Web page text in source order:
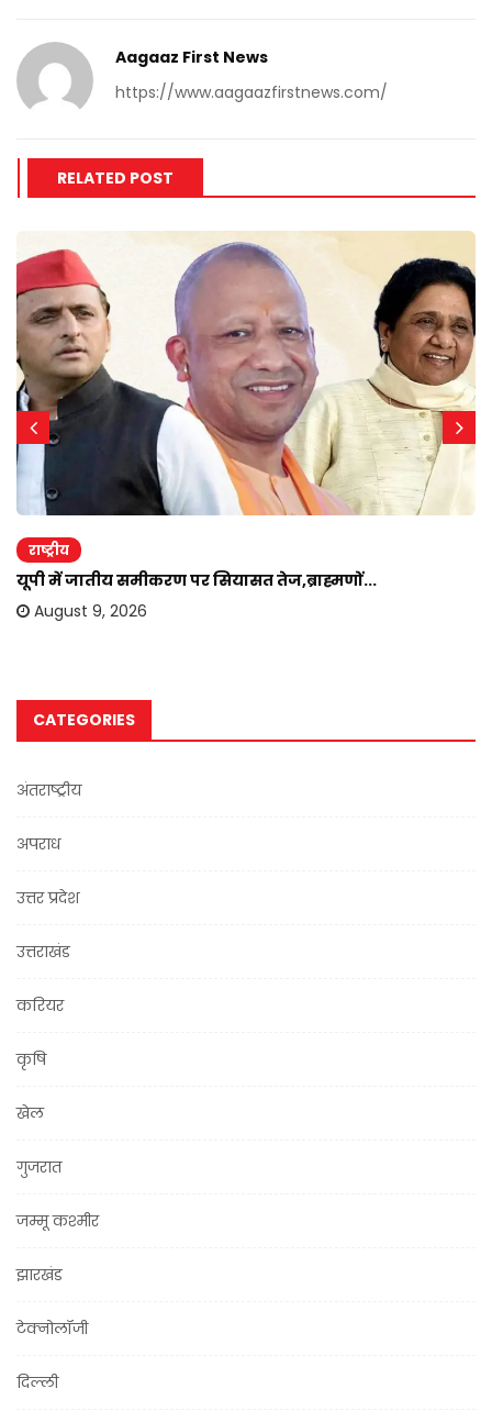
Aagaaz First News
https://www.aagaazfirstnews.com/
RELATED POST
राष्ट्रीय
यूपी में जातीय समीकरण पर सियासत तेज,ब्राह्मणों...
August 9, 2026
CATEGORIES
अंतराष्ट्रीय
अपराध
उत्तर प्रदेश
उत्तराखंड
करियर
कृषि
खेल
गुजरात
जम्मू कश्मीर
झारखंड
टेक्नोलॉजी
दिल्ली